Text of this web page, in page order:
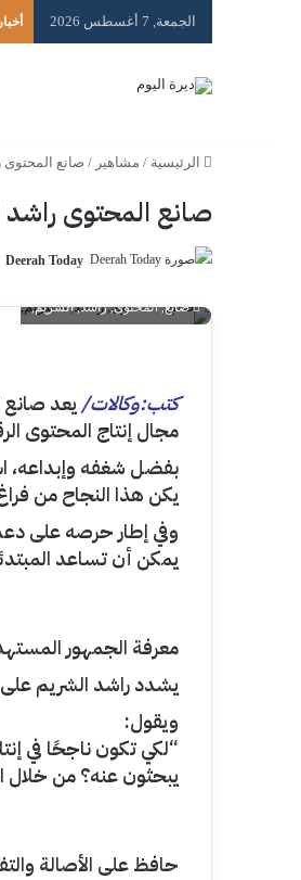
الجمعة, 7 أغسطس 2026
الرئيسية / مشاهير / صانع
صانع المحتوى
Deerah Today
صانع, المحتوى, راشد, الشريم,
كتب:وكالات/يعد صانع
مجال إنتاج المحتوى
بفضل شغفه وإبداعه،
يكن هذا النجاح من
وفي إطار حرصه على
يمكن أن تساعد
معرفة الجمهور
يشدد راشد الشريم على
ويقول:
“لكي تكون ناجحًا في
يبحثون عنه؟ من خلال
حافظ على الأصالة